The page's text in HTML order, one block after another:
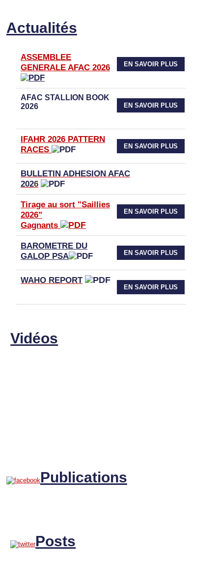
Actualités
ASSEMBLEE
GENERALE AFAC 2026
EN SAVOIR PLUS
AFAC STALLION BOOK
2026
EN SAVOIR PLUS
IFAHR 2026 PATTERN
RACES
EN SAVOIR PLUS
BULLETIN ADHESION AFAC
2026
Tirage au sort "Saillies
2026"
Gagnants
EN SAVOIR PLUS
BAROMETRE DU
GALOP PSA
EN SAVOIR PLUS
WAHO REPORT
EN SAVOIR PLUS
Vidéos
Publications
Posts